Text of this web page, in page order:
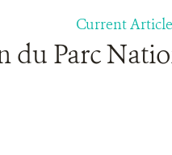
Current
Parc